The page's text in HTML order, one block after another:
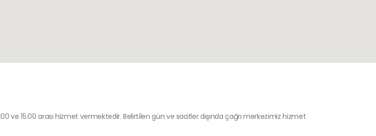
ve 15:00 arası hizmet vermektedir. Belirtilen gün ve saatler dışında çağrı merkezimiz hizmet